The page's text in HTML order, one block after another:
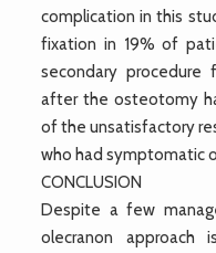
complication in this
fixation in 19% of
secondary
after the osteotomy
of the unsatisfactory
who had symptomatic
CONCLUSION
Despite a few
olecranon